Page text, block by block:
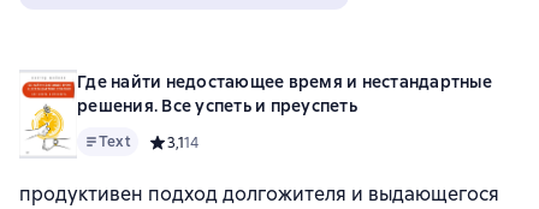
Где найти недостающее время и нестандартные
решения. Все успеть и преуспеть
Text Средний рейтинг 3,1 на основе 14 оценок
3,114
продуктивен подход долгожителя и выдающегося